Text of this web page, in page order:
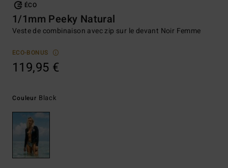
ÉCO
1/1mm Peeky Natural
Veste de combinaison avec zip sur le devant Noir Femme
ECO-BONUS
119,95 €
Couleur Black